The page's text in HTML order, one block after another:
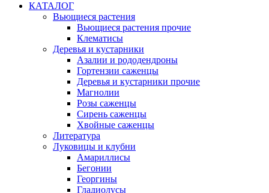
КАТАЛОГ
Вьющиеся растения
Вьющиеся растения прочие
Клематисы
Деревья и кустарники
Азалии и рододендроны
Гортензии саженцы
Деревья и кустарники прочие
Магнолии
Розы саженцы
Сирень саженцы
Хвойные саженцы
Литература
Луковицы и клубни
Амариллисы
Бегонии
Георгины
Гладиолусы